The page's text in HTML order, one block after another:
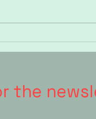
the